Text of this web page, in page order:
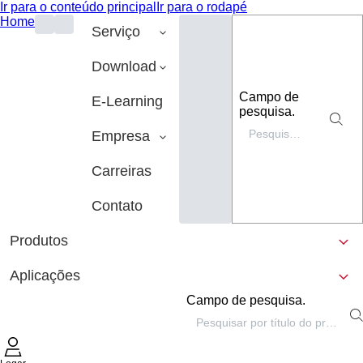
Ir para o conteúdo principal Ir para o rodapé
Home
Serviço
Download
E-Learning
Empresa
Carreiras
Contato
Campo de
pesquisa.
Produtos
Aplicações
Campo de pesquisa.